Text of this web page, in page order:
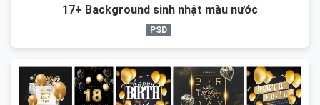
17+ Background sinh nhật màu nước
PSD